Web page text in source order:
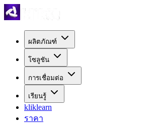
ผลิตภัณฑ์
โซลูชัน
การเชื่อมต่อ
เรียนรู้
kliklearn
ราคา